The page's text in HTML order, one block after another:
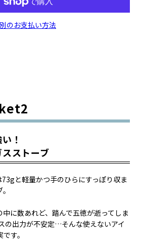
別のお支払い方法
！
ストーブ
と軽量かつ手のひらにすっぽり収ま
に数あれど、踏んで五徳が逝ってしま
の出力が不安定…そんな使えないアイ
す。